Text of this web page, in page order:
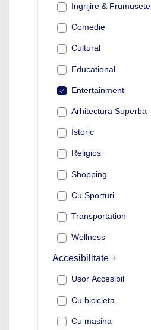
Ingrijire & Frumusete
Comedie
Cultural
Educational
Entertainment
Arhitectura Superba
Istoric
Religios
Shopping
Cu Sporturi
Transportation
Wellness
Accesibilitate +
Usor Accesibil
Cu bicicleta
Cu masina